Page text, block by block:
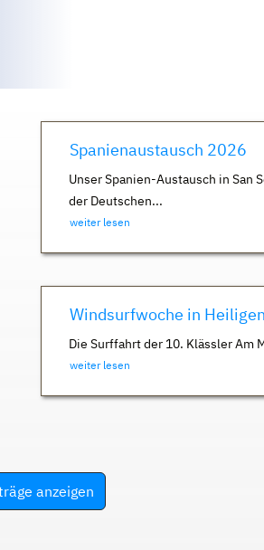
Spanienaustausch 2026
Unser Spanien-Austausch in San
der Deutschen...
weiter lesen
Windsurfwoche in
Die Surffahrt der 10. Klässler Am
weiter lesen
anzeigen